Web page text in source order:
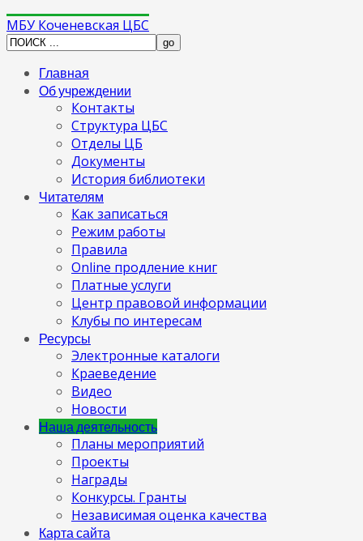
МБУ Коченевская ЦБС
Главная
Об учреждении
Контакты
Структура ЦБС
Отделы ЦБ
Документы
История библиотеки
Читателям
Как записаться
Режим работы
Правила
Online продление книг
Платные услуги
Центр правовой информации
Клубы по интересам
Ресурсы
Электронные каталоги
Краеведение
Видео
Новости
Наша деятельность
Планы мероприятий
Проекты
Награды
Конкурсы. Гранты
Независимая оценка качества
Карта сайта